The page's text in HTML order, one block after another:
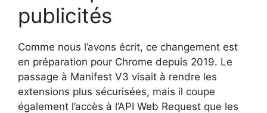
publicités
Comme nous l’avons écrit, ce changement est
en préparation pour Chrome depuis 2019. Le
passage à Manifest V3 visait à rendre les
extensions plus sécurisées, mais il coupe
également l’accès à l’API Web Request que les